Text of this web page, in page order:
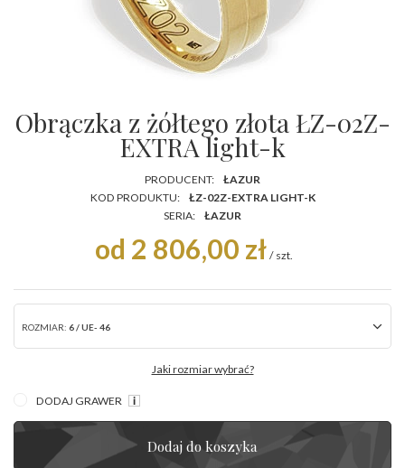
Obrączka z żółtego złota ŁZ-02Z-
EXTRA light-k
PRODUCENT:
ŁAZUR
KOD PRODUKTU:
ŁZ-02Z-EXTRA LIGHT-K
SERIA:
ŁAZUR
od 2 806,00 zł / szt.
ROZMIAR: 6 / UE- 46
Jaki rozmiar wybrać?
DODAJ GRAWER
Dodaj do koszyka